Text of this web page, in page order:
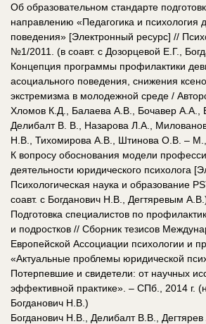
Об образовательном стандарте
направлению «Педагогика и психология
поведения» [Электронный ресурс] //
№1/2011. (в соавт. с Дозорцевой Е.Г.,
Концепция программы профилактики
асоциального поведения, снижения
экстремизма в молодежной среде /
Хломов К.Д., Балаева А.В., Бочавер А.А.,
Делибалт В. В., Назарова Л.А.,
Н.В., Тихомирова А.В., Штинова О.В. – М.,
К вопросу обоснования модели
деятельности юридического психолога
Психологическая наука и образование
соавт. с Богданович Н.В., Дегтяревым
Подготовка специалистов по
и подростков // Сборник тезисов
Европейской Ассоциации психологии и
«Актуальные проблемы юридической
Потерпевшие и свидетели: от научных
эффективной практике». – СПб., 2014 г.
Богданович Н.В.)
Богданович Н.В., Делибалт В.В.,